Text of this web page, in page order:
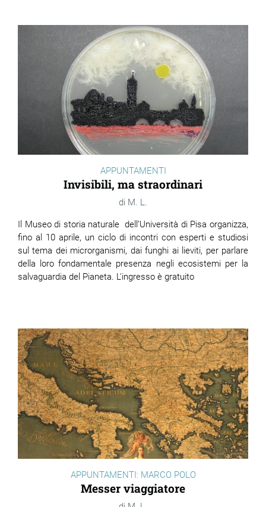
APPUNTAMENTI
Invisibili, ma straordinari
M. L.
Il Museo di storia naturale dell’Università di Pisa organizza,
fino al 10 aprile, un ciclo di incontri con esperti e studiosi
sul tema dei microrganismi, dai funghi ai lieviti, per parlare
della loro fondamentale presenza negli ecosistemi per la
salvaguardia del Pianeta. L'ingresso è gratuito
APPUNTAMENTI: MARCO POLO
Messer viaggiatore